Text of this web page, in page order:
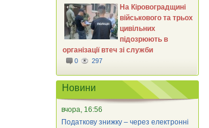
На Кіровоградщині
військового та трьох
цивільних
підозрюють в
організації втеч зі служби
0 297
Новини
вчора, 16:56
Податкову знижку – через електронні